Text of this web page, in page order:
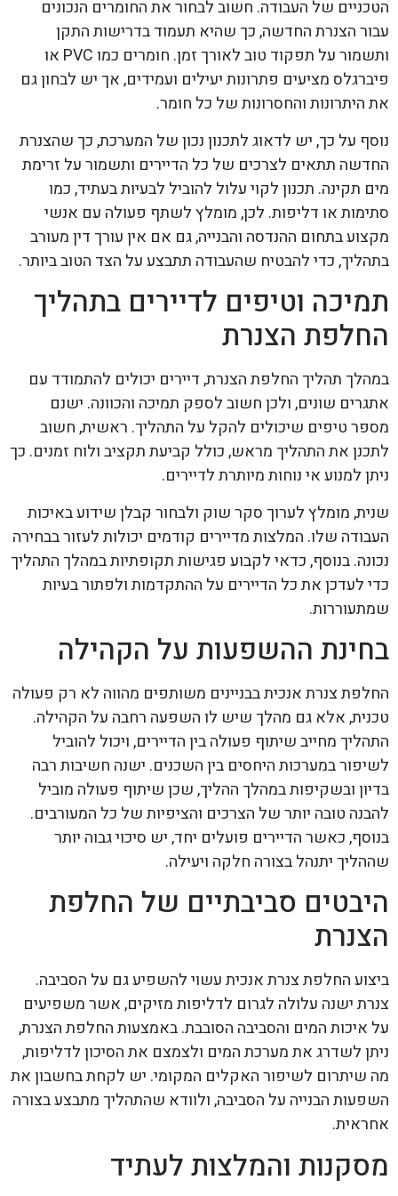
הטכניים של העבודה. חשוב לבחור את החומרים הנכונים
עבור הצנרת החדשה, כך שהיא תעמוד בדרישות התקן
ותשמור על תפקוד טוב לאורך זמן. חומרים כמו PVC או
פיברגלס מציעים פתרונות יעילים ועמידים, אך יש לבחון גם
את היתרונות והחסרונות של כל חומר.
נוסף על כך, יש לדאוג לתכנון נכון של המערכת, כך שהצנרת
החדשה תתאים לצרכים של כל הדיירים ותשמור על זרימת
מים תקינה. תכנון לקוי עלול להוביל לבעיות בעתיד, כמו
סתימות או דליפות. לכן, מומלץ לשתף פעולה עם אנשי
מקצוע בתחום ההנדסה והבנייה, גם אם אין עורך דין מעורב
בתהליך, כדי להבטיח שהעבודה תתבצע על הצד הטוב ביותר.
תמיכה וטיפים לדיירים בתהליך
החלפת הצנרת
במהלך תהליך החלפת הצנרת, דיירים יכולים להתמודד עם
אתגרים שונים, ולכן חשוב לספק תמיכה והכוונה. ישנם
מספר טיפים שיכולים להקל על התהליך. ראשית, חשוב
לתכנן את התהליך מראש, כולל קביעת תקציב ולוח זמנים. כך
ניתן למנוע אי נוחות מיותרת לדיירים.
שנית, מומלץ לערוך סקר שוק ולבחור קבלן שידוע באיכות
העבודה שלו. המלצות מדיירים קודמים יכולות לעזור בבחירה
נכונה. בנוסף, כדאי לקבוע פגישות תקופתיות במהלך התהליך
כדי לעדכן את כל הדיירים על ההתקדמות ולפתור בעיות
שמתעוררות.
בחינת ההשפעות על הקהילה
החלפת צנרת אנכית בבניינים משותפים מהווה לא רק פעולה
טכנית, אלא גם מהלך שיש לו השפעה רחבה על הקהילה.
התהליך מחייב שיתוף פעולה בין הדיירים, ויכול להוביל
לשיפור במערכות היחסים בין השכנים. ישנה חשיבות רבה
בדיון ובשקיפות במהלך ההליך, שכן שיתוף פעולה מוביל
להבנה טובה יותר של הצרכים והציפיות של כל המעורבים.
בנוסף, כאשר הדיירים פועלים יחד, יש סיכוי גבוה יותר
שההליך יתנהל בצורה חלקה ויעילה.
היבטים סביבתיים של החלפת
הצנרת
ביצוע החלפת צנרת אנכית עשוי להשפיע גם על הסביבה.
צנרת ישנה עלולה לגרום לדליפות מזיקים, אשר משפיעים
על איכות המים והסביבה הסובבת. באמצעות החלפת הצנרת,
ניתן לשדרג את מערכת המים ולצמצם את הסיכון לדליפות,
מה שיתרום לשיפור האקלים המקומי. יש לקחת בחשבון את
השפעות הבנייה על הסביבה, ולוודא שהתהליך מתבצע בצורה
אחראית.
מסקנות והמלצות לעתיד